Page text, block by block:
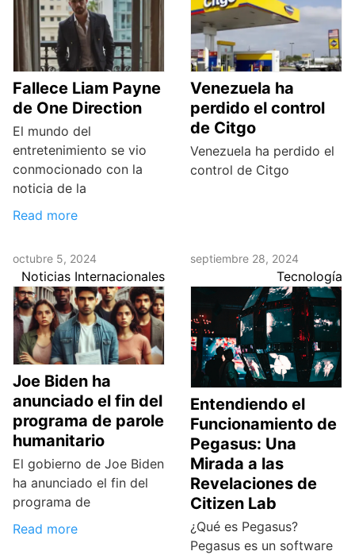
Fallece Liam Payne
de One Direction
El mundo del
entretenimiento se vio
conmocionado con la
noticia de la
Read more
Venezuela ha
perdido el control
de Citgo
Venezuela ha perdido el
control de Citgo
octubre 5, 2024
Noticias Internacionales
Joe Biden ha
anunciado el fin del
programa de parole
humanitario
El gobierno de Joe Biden
ha anunciado el fin del
programa de
Read more
septiembre 28, 2024
Tecnología
Entendiendo el
Funcionamiento de
Pegasus: Una
Mirada a las
Revelaciones de
Citizen Lab
¿Qué es Pegasus?
Pegasus es un software